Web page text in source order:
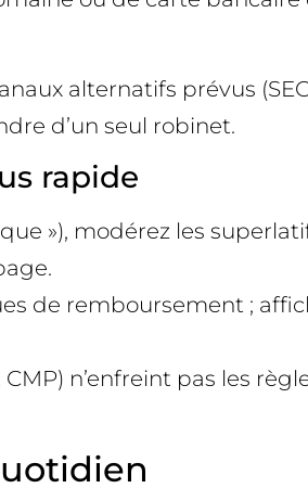
alternatifs prévus
d’un seul robinet.
rapide
»), modérez les
de remboursement ;
n’enfreint pas les